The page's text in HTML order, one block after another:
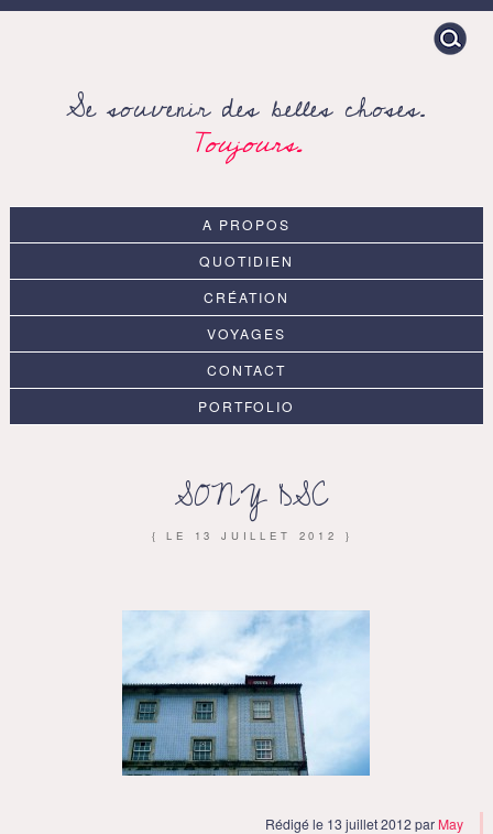
Search
for:
Se souvenir des belles choses.
Toujours.
A PROPOS
QUOTIDIEN
CRÉATION
VOYAGES
CONTACT
PORTFOLIO
SONY DSC
{ LE 13 JUILLET 2012 }
Rédigé le 13 juillet 2012 par May